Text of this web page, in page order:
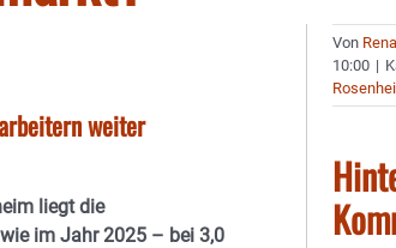
weiter
liegt die
im Jahr 2025 – bei 3,0
Von
10:00 |